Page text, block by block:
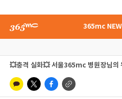
365mc
💥충격 실화💥 서울365mc 병원장님의